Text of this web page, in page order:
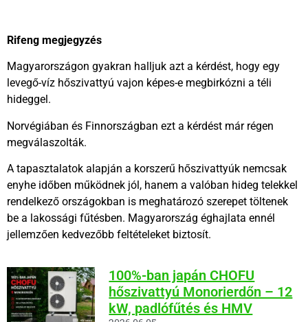
Rifeng megjegyzés
Magyarországon gyakran halljuk azt a kérdést, hogy egy
levegő-víz hőszivattyú vajon képes-e megbirkózni a téli
hideggel.
Norvégiában és Finnországban ezt a kérdést már régen
megválaszolták.
A tapasztalatok alapján a korszerű hőszivattyúk nemcsak
enyhe időben működnek jól, hanem a valóban hideg telekkel
rendelkező országokban is meghatározó szerepet töltenek
be a lakossági fűtésben. Magyarország éghajlata ennél
jellemzően kedvezőbb feltételeket biztosít.
100%-ban japán CHOFU
hőszivattyú Monorierdőn – 12
kW, padlófűtés és HMV